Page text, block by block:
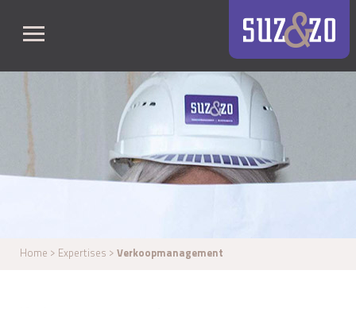
Home > Expertises > Verkoopmanagement